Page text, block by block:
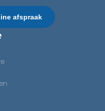
afspraak